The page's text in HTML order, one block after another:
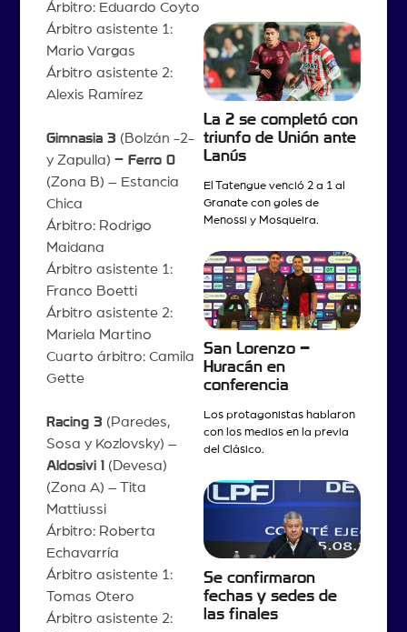
Árbitro: Eduardo Coyto
Árbitro asistente 1:
Mario Vargas
Árbitro asistente 2:
Alexis Ramírez
Gimnasia 3 (Bolzán -2-
y Zapulla) – Ferro 0
(Zona B) – Estancia
Chica
Árbitro: Rodrigo
Maidana
Árbitro asistente 1:
Franco Boetti
Árbitro asistente 2:
Mariela Martino
Cuarto árbitro: Camila
Gette
Racing 3 (Paredes,
Sosa y Kozlovsky) –
Aldosivi 1 (Devesa)
(Zona A) – Tita
Mattiussi
Árbitro: Roberta
Echavarría
Árbitro asistente 1:
Tomas Otero
Árbitro asistente 2:
La 2 se completó con
triunfo de Unión ante
Lanús
El Tatengue venció 2 a 1 al
Granate con goles de
Menossi y Mosqueira.
San Lorenzo –
Huracán en
conferencia
Los protagonistas hablaron
con los medios en la previa
del Clásico.
Se confirmaron
fechas y sedes de
las finales